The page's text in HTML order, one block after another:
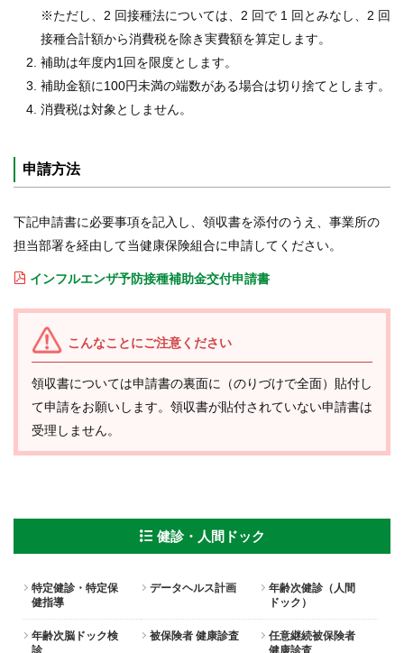
よく
ある
質問
※ただし、2 回接種法については、2 回で 1 回とみなし、2 回
接種合計額から消費税を除き実費額を算定します。
補助は年度内1回を限度とします。
補助金額に100円未満の端数がある場合は切り捨てとします。
消費税は対象としません。
申請方法
下記申請書に必要事項を記入し、領収書を添付のうえ、事業所の
担当部署を経由して当健康保険組合に申請してください。
インフルエンザ予防接種補助金交付申請書
こんなことにご注意ください
領収書については申請書の裏面に（のりづけで全面）貼付し
て申請をお願いします。領収書が貼付されていない申請書は
受理しません。
健診・人間ドック
特定健診・特定保
健指導
データヘルス計画
年齢次健診（人間
ドック）
年齢次脳ドック検
診
被保険者 健康診査
任意継続被保険者
健康診査